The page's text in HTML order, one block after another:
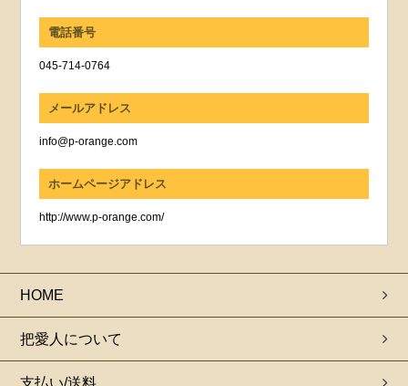
電話番号
045-714-0764
メールアドレス
info@p-orange.com
ホームページアドレス
http://www.p-orange.com/
HOME
把愛人について
支払い/送料